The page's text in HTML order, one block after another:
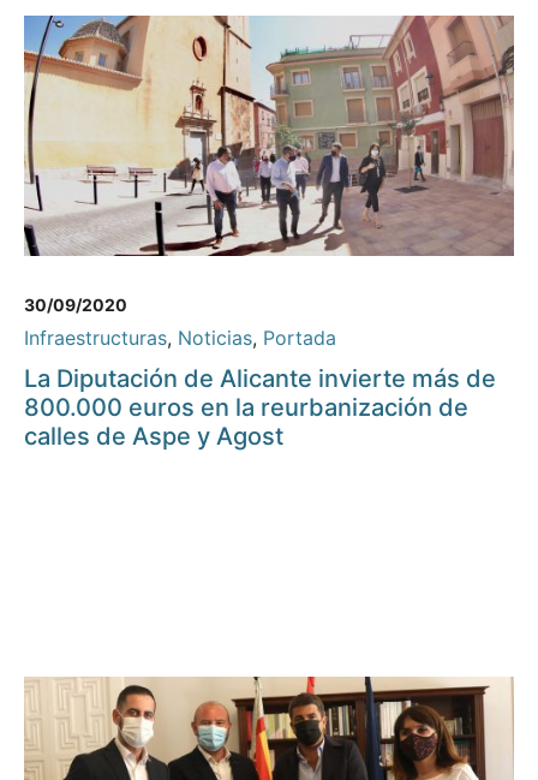
30/09/2020
Infraestructuras, Noticias, Portada
La Diputación de Alicante invierte más de
800.000 euros en la reurbanización de
calles de Aspe y Agost